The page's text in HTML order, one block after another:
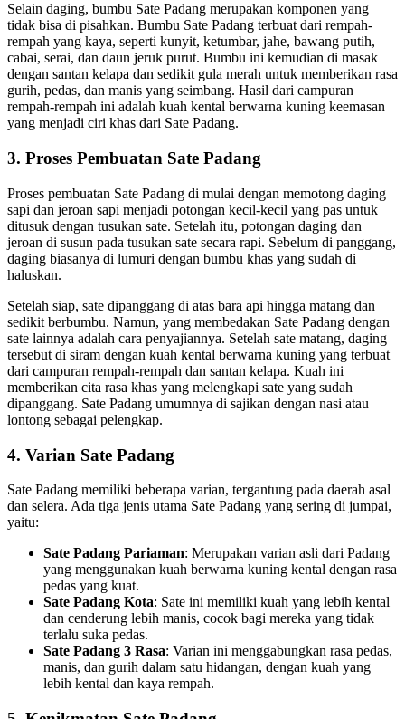
Selain daging, bumbu Sate Padang merupakan komponen yang
tidak bisa di pisahkan. Bumbu Sate Padang terbuat dari rempah-
rempah yang kaya, seperti kunyit, ketumbar, jahe, bawang putih,
cabai, serai, dan daun jeruk purut. Bumbu ini kemudian di masak
dengan santan kelapa dan sedikit gula merah untuk memberikan rasa
gurih, pedas, dan manis yang seimbang. Hasil dari campuran
rempah-rempah ini adalah kuah kental berwarna kuning keemasan
yang menjadi ciri khas dari Sate Padang.
3. Proses Pembuatan Sate Padang
Proses pembuatan Sate Padang di mulai dengan memotong daging
sapi dan jeroan sapi menjadi potongan kecil-kecil yang pas untuk
ditusuk dengan tusukan sate. Setelah itu, potongan daging dan
jeroan di susun pada tusukan sate secara rapi. Sebelum di panggang,
daging biasanya di lumuri dengan bumbu khas yang sudah di
haluskan.
Setelah siap, sate dipanggang di atas bara api hingga matang dan
sedikit berbumbu. Namun, yang membedakan Sate Padang dengan
sate lainnya adalah cara penyajiannya. Setelah sate matang, daging
tersebut di siram dengan kuah kental berwarna kuning yang terbuat
dari campuran rempah-rempah dan santan kelapa. Kuah ini
memberikan cita rasa khas yang melengkapi sate yang sudah
dipanggang. Sate Padang umumnya di sajikan dengan nasi atau
lontong sebagai pelengkap.
4. Varian Sate Padang
Sate Padang memiliki beberapa varian, tergantung pada daerah asal
dan selera. Ada tiga jenis utama Sate Padang yang sering di jumpai,
yaitu:
Sate Padang Pariaman: Merupakan varian asli dari Padang
yang menggunakan kuah berwarna kuning kental dengan rasa
pedas yang kuat.
Sate Padang Kota: Sate ini memiliki kuah yang lebih kental
dan cenderung lebih manis, cocok bagi mereka yang tidak
terlalu suka pedas.
Sate Padang 3 Rasa: Varian ini menggabungkan rasa pedas,
manis, dan gurih dalam satu hidangan, dengan kuah yang
lebih kental dan kaya rempah.